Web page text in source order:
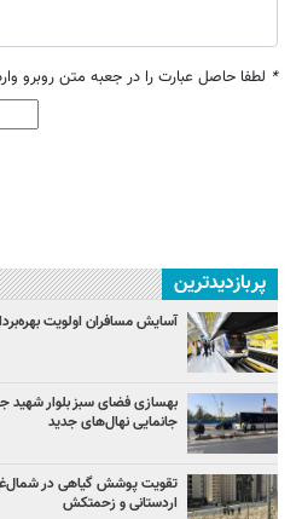
* لطفا حاصل عبارت را در جعبه متن روبرو
پربازدیدترین
آسایش مسافران اولویت
بهسازی فضای سبز بلوار شهید
جانمایی نهال‌های جدید
تقویت پوشش گیاهی در
اردستانی و زحمتکش